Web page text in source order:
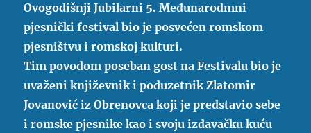
Ovogodišnji Jubilarni 5. Međunarodmni
pjesnički festival bio je posvećen romskom
pjesništvu i romskoj kulturi.
Tim povodom poseban gost na Festivalu bio je
uvaženi književnik i poduzetnik Zlatomir
Jovanović iz Obrenovca koji je predstavio sebe
i romske pjesnike kao i svoju izdavačku kuću